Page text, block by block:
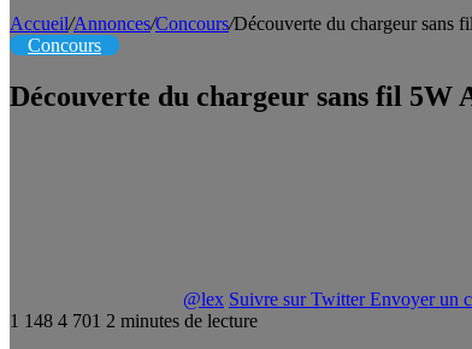
Accueil/Annonces/Concours/Découverte du chargeur
Concours
Découverte du chargeur sans fil 5W
@lex Suivre sur Twitter Envoyer un
1 148 4 701 2 minutes de lecture